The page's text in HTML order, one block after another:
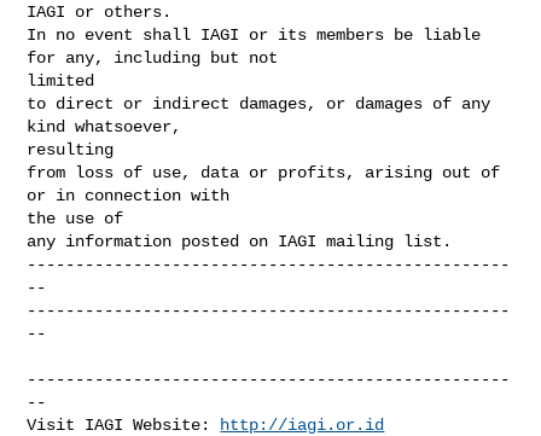
IAGI or others.
In no event shall IAGI or its members be liable
for any, including but not
limited
to direct or indirect damages, or damages of any
kind whatsoever,
resulting
from loss of use, data or profits, arising out of
or in connection with
the use of
any information posted on IAGI mailing list.
--------------------------------------------------
--
--------------------------------------------------
--
--------------------------------------------------
--
Visit IAGI Website:
http://iagi.or.id